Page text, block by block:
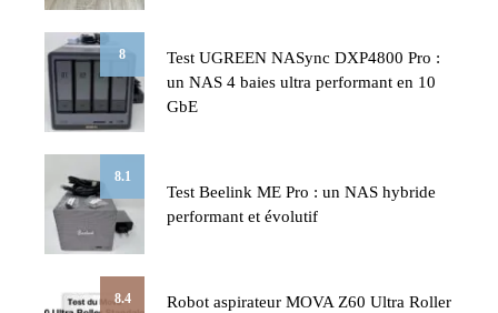
8
Test UGREEN NASync DXP4800 Pro :
un NAS 4 baies ultra performant en 10
GbE
8.1
Test Beelink ME Pro : un NAS hybride
performant et évolutif
8.4
Robot aspirateur MOVA Z60 Ultra Roller